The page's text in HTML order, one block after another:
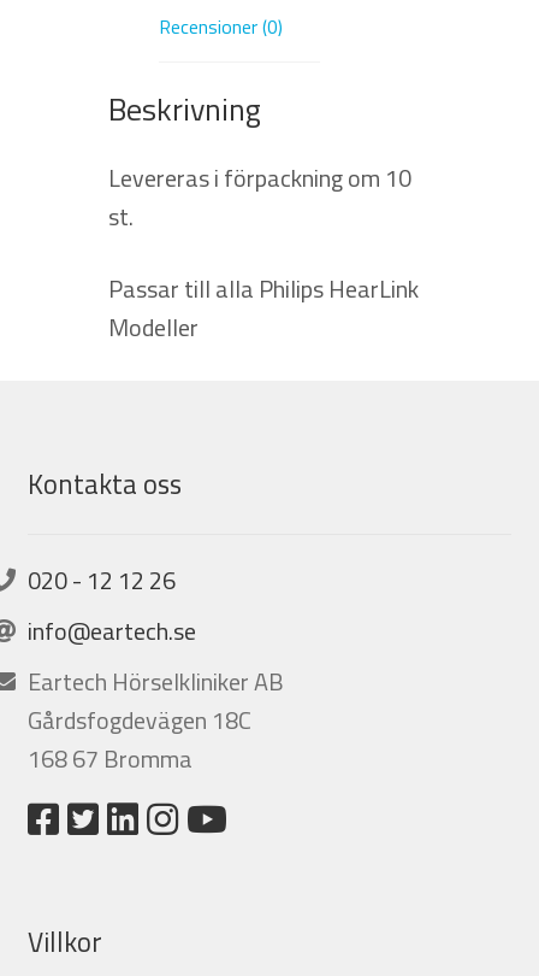
Recensioner (0)
Beskrivning
Levereras i förpackning om 10
st.
Passar till alla Philips HearLink
Modeller
Kontakta oss
020 - 12 12 26
info@eartech.se
Eartech Hörselkliniker AB
Gårdsfogdevägen 18C
168 67 Bromma
Villkor